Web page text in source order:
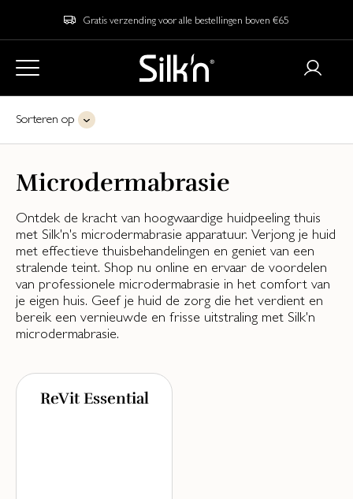
Gratis verzending voor alle bestellingen boven €65
Sorteren op
Microdermabrasie
Ontdek de kracht van hoogwaardige huidpeeling thuis
met Silk'n's microdermabrasie apparatuur. Verjong je huid
met effectieve thuisbehandelingen en geniet van een
stralende teint. Shop nu online en ervaar de voordelen
van professionele microdermabrasie in het comfort van
je eigen huis. Geef je huid de zorg die het verdient en
bereik een vernieuwde en frisse uitstraling met Silk'n
microdermabrasie.
ReVit Essential